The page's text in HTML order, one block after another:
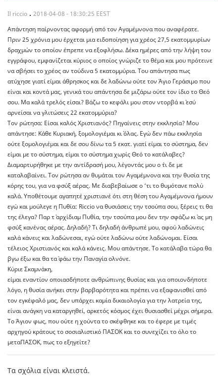
Il riccio
2018-04-08 - 18:30:25 EEST
Απάντηση παίρνοντας αφορμή από τον Αγαμέμνονα που αναφέρατε.
Πριν 25 χρόνια μου έρχεται μια ειδοποίηση για χρέος 27,5 εκατομμυρίων
δραχμών το οποίον έπρεπε να εξοφλήσω. Δέκα ημέρες από την λήψη του
εγγράφου, εμφανίζεται κύριος ο οποίος γνώριζε το θέμα και μου πρότεινε
να σβήσει το χρέος αν τούδινα 5 εκατομμύρια. Του απάντησα πως
ατύχησε γιατί είμαι άθρησκος και δε λαδώνω ούτε τον Άγιο Γεράσιμο που
είναι και κοντά μας, γενικά του απάντησα δε μιζάρω ούτε τον ίδιο το Θεό
σου. Μα καλά τρελός είσαι? Βάζω το κεφάλι μου στον ντορβά κι` εσύ
αρνείσαι να γλιτώσεις 22 εκατομμύρια?
Τον ρώτησα: Είσαι καλός Χριστιανός? Πηγαίνεις στην εκκλησία? Μου
απάντησε: Κάθε Κυριακή, ξομολογιέμαι κι` όλας. Εγώ δεν πάω εκκλησία
ούτε ξομολογιέμαι και δε σου δίνω τα 5 εκατ. γιατί είμαι το σύστημα, δεν
είμαι με το σύστημα, είμαι το σύστημα χωρίς Θεό το κατάλαβες?
Διαμαρτυρήθηκε με την αντίδρασή μου, λέγοντάς μου ο `τι δε με
καταλαβαίνει. Τον ρώτησα αν θυμάται τον Αγαμέμνονα και την θυσία της
κόρης του, για να φσύξ αέρας. Με διαβεβαίωσε ο ‘τι το θυμότανε πολύ
καλά. Υποθέτουμε αγαπητέ χριστιανέ ότι στη θέση του Αγαμέμνονα ήμουν
εγώ και μούλεγε η Πυθία: Riccio να θυσιάσεις την τσούπα σου, ξέρεις τι θα
της έλεγα? Παρ τ` αρχίδιαμ Πυθία, την τσούπα μου δεν την σφάζω κι` ας μη
φσύξ κανένας αέρας. Δηλαδή? Τι δηλαδή άνθρωπέ μου, αφού λαδώνεις
καλά κάνεις και λαδώνεσαι, εγώ ούτε λαδώνω ούτε λαδώνομαι. Είσαι
τέλειος Χριστιανός και καλά κάνεις. Μου απάντησε. Το κατάλαβα τώρα θα
βγω έξω και θα τα` φάω την Παναγία ολνόνε.
Κύριε Σκαμνάκη,
είμαι εναντίον οποιασδήποτε ανθρώπινης θυσίας και για οποιονδήποτε
λόγο, η θυσία ανήκει στην βαρβαρότητα και πρέπει να εξαφανισθεί από
τον εγκέφαλό μας, δεν υπάρχει καμία δικαιολογία για την λατρεία της,
είναι ανάγκη να καταργηθεί, αρκετός κόσμος έχει θυσιασθεί μέχρι σήμερα.
To Άγιον φως, που ούτε η χούντα το σκέφθηκε και το έφερε με τιμές
αρχηγού κράτους το σοσιαλιστικό ΠΑΣΟΚ και το συνεχίζει το όλο το
μεταΠΑΣΟΚ, πως το εξηγείτε?
Τα σχόλια είναι κλειστά.